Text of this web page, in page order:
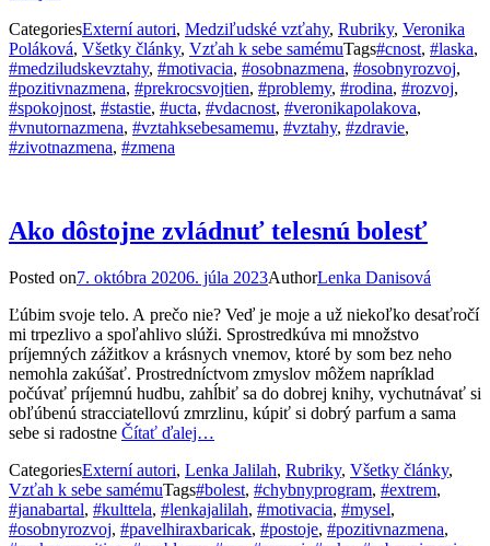
CategoriesExterní autori, Medziľudské vzťahy, Rubriky, Veronika
Poláková, Všetky články, Vzťah k sebe samémuTags#cnost, #laska,
#medziludskevztahy, #motivacia, #osobnazmena, #osobnyrozvoj,
#pozitivnazmena, #prekrocsvojtien, #problemy, #rodina, #rozvoj,
#spokojnost, #stastie, #ucta, #vdacnost, #veronikapolakova,
#vnutornazmena, #vztahksebesamemu, #vztahy, #zdravie,
#zivotnazmena, #zmena
Ako dôstojne zvládnuť telesnú bolesť
Posted on7. októbra 20206. júla 2023AuthorLenka Danisová
Ľúbim svoje telo. A prečo nie? Veď je moje a už niekoľko desaťročí
mi trpezlivo a spoľahlivo slúži. Sprostredkúva mi množstvo
príjemných zážitkov a krásnych vnemov, ktoré by som bez neho
nemohla zakúšať. Prostredníctvom zmyslov môžem napríklad
počúvať príjemnú hudbu, zahĺbiť sa do dobrej knihy, vychutnávať si
obľúbenú stracciatellovú zmrzlinu, kúpiť si dobrý parfum a sama
sebe si radostne Čítať ďalej…
CategoriesExterní autori, Lenka Jalilah, Rubriky, Všetky články,
Vzťah k sebe samémuTags#bolest, #chybnyprogram, #extrem,
#janabartal, #kulttela, #lenkajalilah, #motivacia, #mysel,
#osobnyrozvoj, #pavelhiraxbaricak, #postoje, #pozitivnazmena,